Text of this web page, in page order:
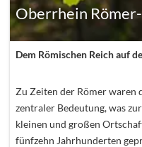
Oberrhein
Dem Römischen Reich auf
Zu Zeiten der Römer waren
zentraler Bedeutung, was
kleinen und großen
fünfzehn Jahrhunderten